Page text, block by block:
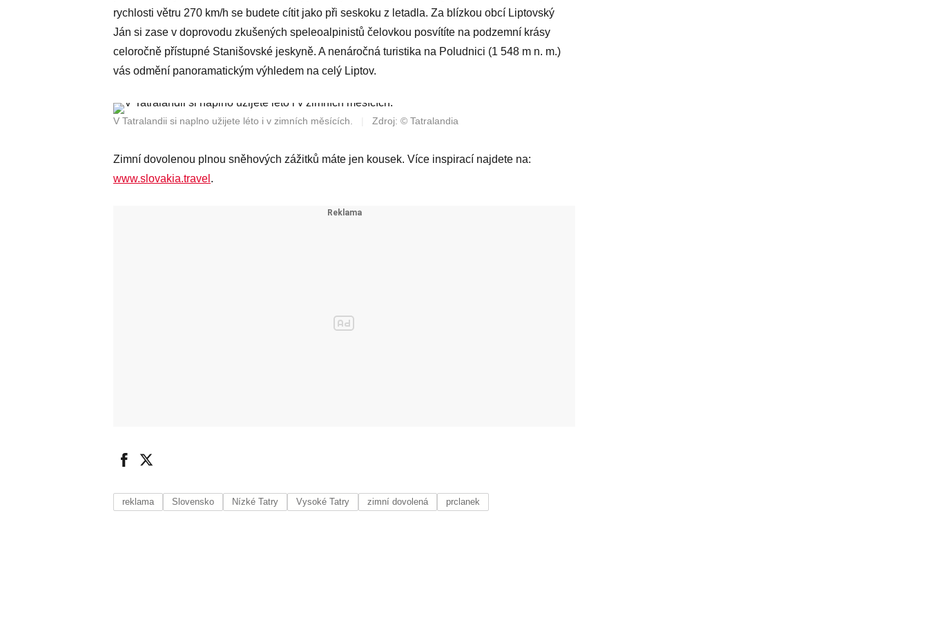
rychlosti větru 270 km/h se budete cítit jako při seskoku z letadla. Za blízkou obcí Liptovský
Ján si zase v doprovodu zkušených speleoalpinistů čelovkou posvítíte na podzemní krásy
celoročně přístupné Stanišovské jeskyně. A nenáročná turistika na Poludnici (1 548 m n. m.)
vás odmění panoramatickým výhledem na celý Liptov.
V Tatralandii si naplno užijete léto i v zimních měsících. Zdroj: © Tatralandia
Zimní dovolenou plnou sněhových zážitků máte jen kousek. Více inspirací najdete na:
www.slovakia.travel .
reklama Slovensko Nízké Tatry Vysoké Tatry zimní dovolená prclanek